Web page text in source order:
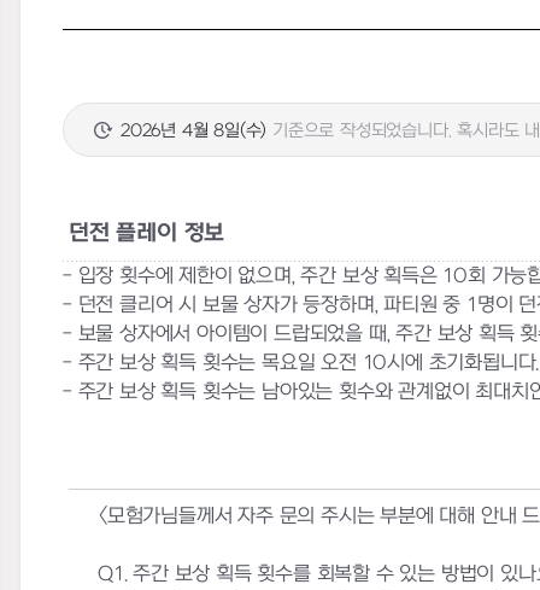
2026년 4월 8일(수) 기준으로 작성되었습니다. 혹시라도
던전 플레이 정보
- 입장 횟수에 제한이 없으며, 주간 보상 획득은 10회 가능
- 던전 클리어 시 보물 상자가 등장하며, 파티원 중 1명이
- 보물 상자에서 아이템이 드랍되었을 때, 주간 보상 획득
- 주간 보상 획득 횟수는 목요일 오전 10시에 초기화됩니다.
- 주간 보상 획득 횟수는 남아있는 횟수와 관계없이 최대치
<모험가님들께서 자주 문의 주시는 부분에 대해 안내
Q1.주간 보상 획득 횟수를 회복할 수 있는 방법이 있나